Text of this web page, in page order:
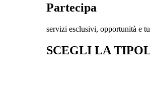
Partecipa
servizi esclusivi, opportunità e
SCEGLI LA